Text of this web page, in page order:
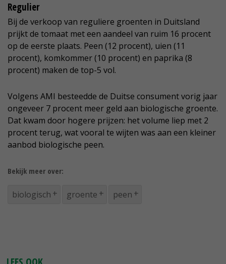
Regulier
Bij de verkoop van reguliere groenten in Duitsland
prijkt de tomaat met een aandeel van ruim 16 procent
op de eerste plaats. Peen (12 procent), uien (11
procent), komkommer (10 procent) en paprika (8
procent) maken de top-5 vol.
Volgens AMI besteedde de Duitse consument vorig jaar
ongeveer 7 procent meer geld aan biologische groente.
Dat kwam door hogere prijzen: het volume liep met 2
procent terug, wat vooral te wijten was aan een kleiner
aanbod biologische peen.
Bekijk meer over:
biologisch groente peen